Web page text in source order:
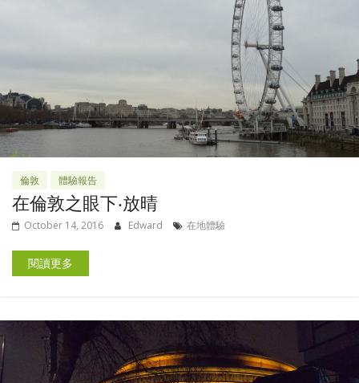
倫敦 體驗報告
在倫敦之眼下‧放晴
October 14, 2016 Edward 在地體驗
閱讀更多